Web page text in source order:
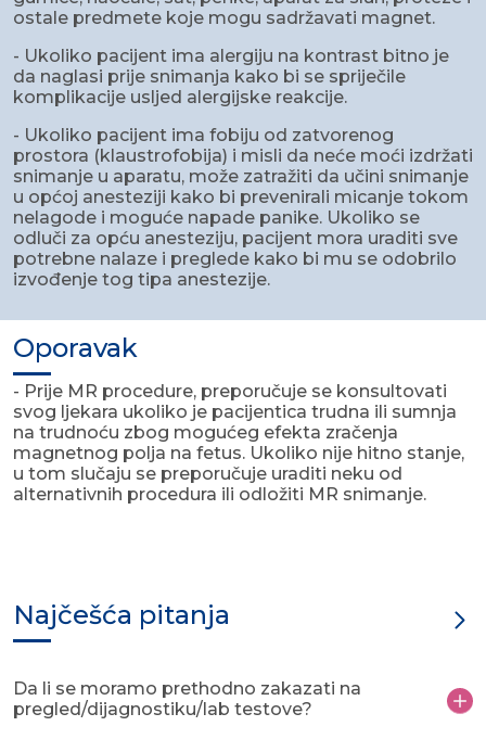
ostale predmete koje mogu sadržavati magnet.
- Ukoliko pacijent ima alergiju na kontrast bitno je
da naglasi prije snimanja kako bi se spriječile
komplikacije usljed alergijske reakcije.
- Ukoliko pacijent ima fobiju od zatvorenog
prostora (klaustrofobija) i misli da neće moći izdržati
snimanje u aparatu, može zatražiti da učini snimanje
u općoj anesteziji kako bi prevenirali micanje tokom
nelagode i moguće napade panike. Ukoliko se
odluči za opću anesteziju, pacijent mora uraditi sve
potrebne nalaze i preglede kako bi mu se odobrilo
izvođenje tog tipa anestezije.
Oporavak
- Prije MR procedure, preporučuje se konsultovati
svog ljekara ukoliko je pacijentica trudna ili sumnja
na trudnoću zbog mogućeg efekta zračenja
magnetnog polja na fetus. Ukoliko nije hitno stanje,
u tom slučaju se preporučuje uraditi neku od
alternativnih procedura ili odložiti MR snimanje.
Najčešća pitanja
Da li se moramo prethodno zakazati na
pregled/dijagnostiku/lab testove?